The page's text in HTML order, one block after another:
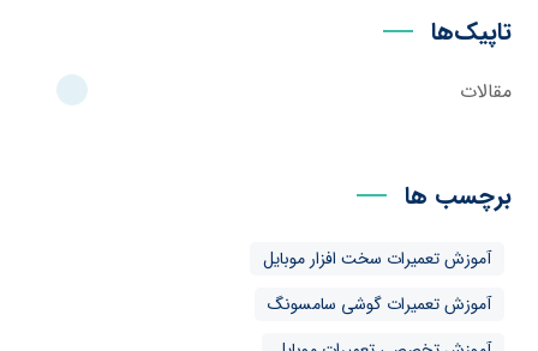
تاپیک‌ها
مقالات
برچسب ها
آموزش تعمیرات سخت افزار موبایل
آموزش تعمیرات گوشی سامسونگ